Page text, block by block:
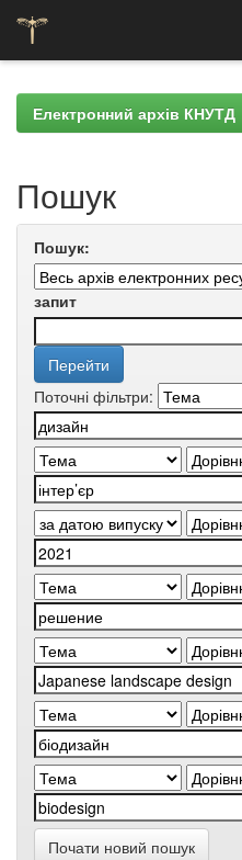
navigationЕлектронний архів КНУТД
Пошук
Пошук:
запит
Поточні фільтри:
Почати новий пошук